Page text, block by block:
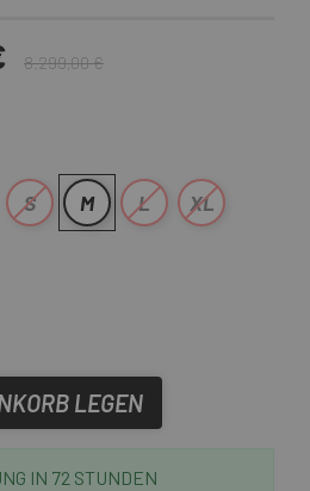
8.299,00 €
S M L XL
LEGEN
IN 72 STUNDEN